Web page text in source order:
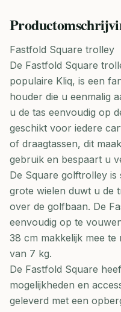
Fastfold Square trolley
De Fastfold Square
populaire Kliq, is een
houder die u eenmalig
u de tas eenvoudig op
geschikt voor iedere
of draagtassen, dit
gebruik en bespaart u
De Square golftrolley
grote wielen duwt u de
over de golfbaan. De
eenvoudig op te
38 cm makkelijk mee
van 7 kg.
De Fastfold Square
mogelijkheden en
geleverd met een